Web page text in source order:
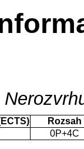
Rozsah
0P+4C